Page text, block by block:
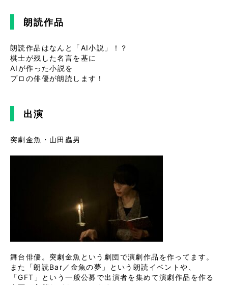
朗読作品
朗読作品はなんと「AI小説」！？
棋士が残した名言を基に
AIが作った小説を
プロの俳優が朗読します！
出演
突劇金魚・山田蟲男
舞台俳優。突劇金魚という劇団で演劇作品を作ってます。
また「朗読Bar／金魚の夢」という朗読イベントや、
「GFT」という一般公募で出演者を集めて演劇作品を作る